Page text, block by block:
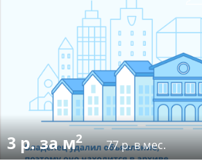
3 р. за м2 77 р. в мес.